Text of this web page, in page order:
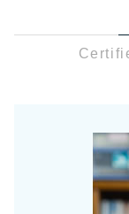
税務調査 確
税務調査 時
税務調査 何
税務調査 通
税務調査 時
務調査 日程
節税対策 法
相続税対策
節税対策 公
相続税対策
節税対策 法人
事業承継
贈与税 財産
固定資産税
固定資産税
贈与税 申告
相続税 調査
固定資産税
贈与税 申告
相続税 税理
贈与税 税理
会社設立 川口
税務調査 さ
贈与税 足立
資産税 草加